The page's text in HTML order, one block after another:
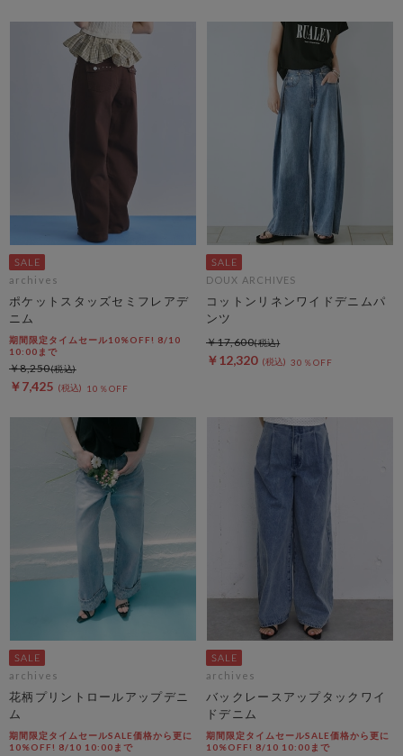
archives
ポケットスタッズセミフレアデ
ニム
期間限定タイムセール10%OFF! 8/10
10:00まで
￥7,425 10％OFF
￥8,250
DOUX ARCHIVES
コットンリネンワイドデニムパ
ンツ
￥12,320 30％OFF
￥17,600
archives
花柄プリントロールアップデニ
ム
期間限定タイムセールSALE価格から更に
10%OFF! 8/10 10:00まで
archives
バックレースアップタックワイ
ドデニム
期間限定タイムセールSALE価格から更に
10%OFF! 8/10 10:00まで